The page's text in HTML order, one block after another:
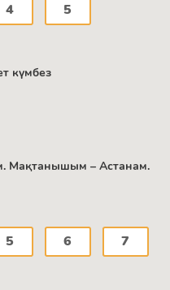
4 5
күмбез
Мақтанышым – Астанам.
5 6 7